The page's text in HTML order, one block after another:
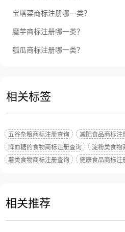
宝塔菜商标注册哪一类？
魔芋商标注册哪一类？
瓠瓜商标注册哪一类？
相关标签
五谷杂粮商标注册查询 减肥食品商标注
降血糖的食物商标注册查询
淀粉类食物
薯类食物商标注册查询
健康食品商标注
相关推荐